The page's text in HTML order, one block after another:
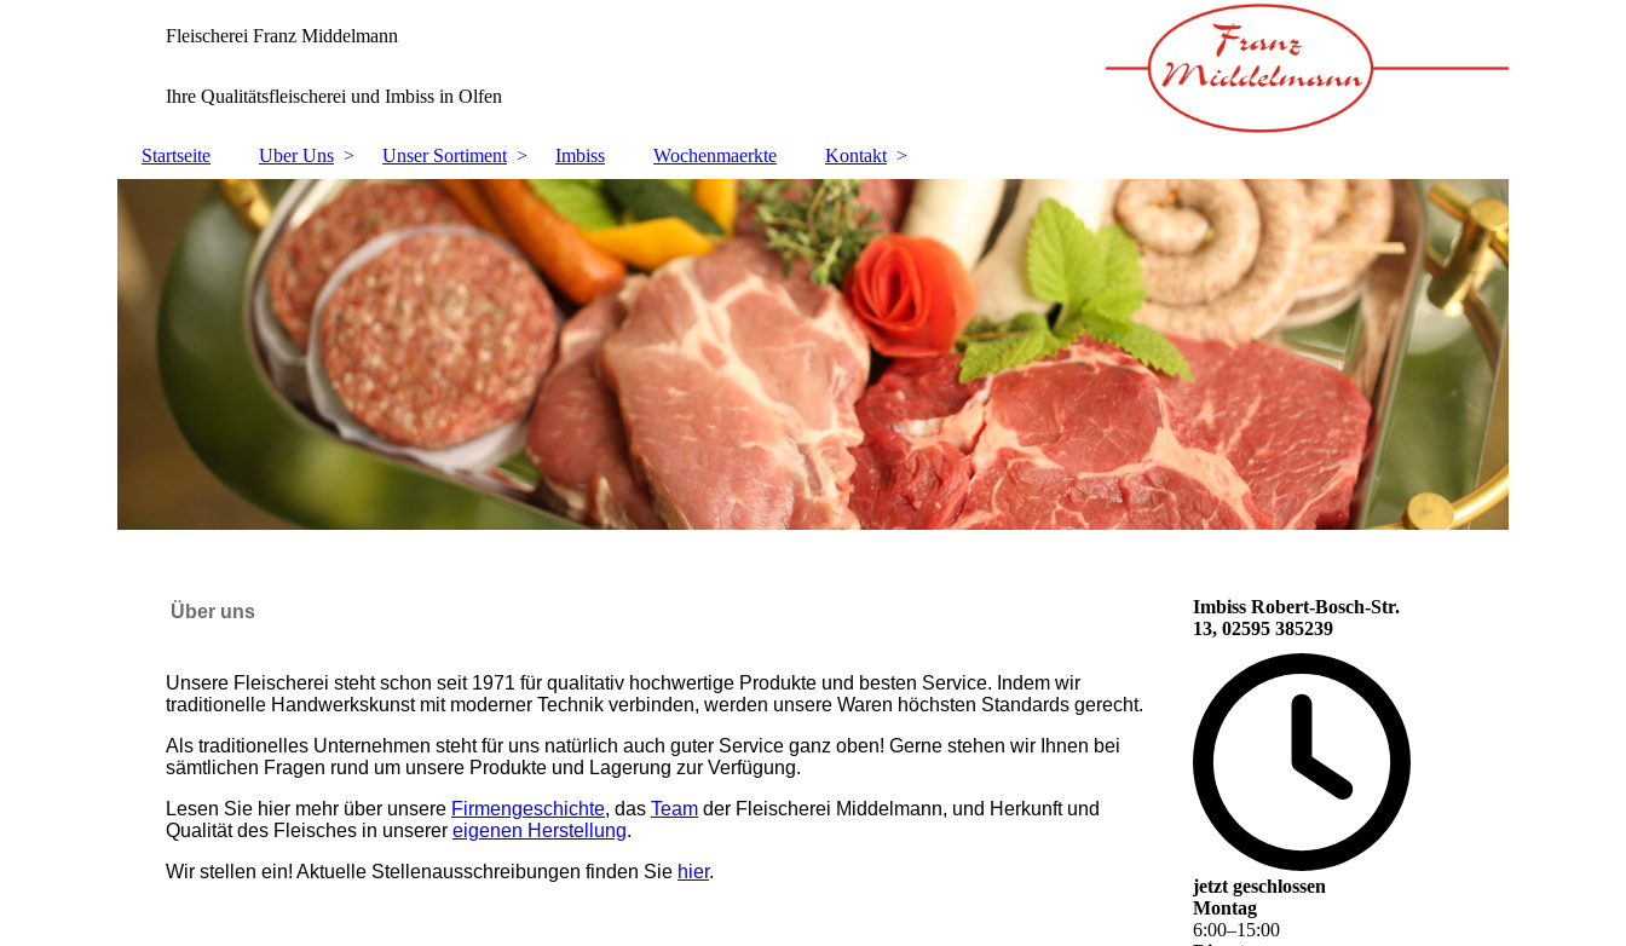
Fleischerei Franz Middelmann
Ihre Qualitätsfleischerei und Imbiss in Olfen
Startseite Uber Uns Unser Sortiment Imbiss Wochenmaerkte Kontakt
Über uns
Unsere Fleischerei steht schon seit 1971 für qualitativ hochwertige Produkte und besten Service. Indem wir
traditionelle Handwerkskunst mit moderner Technik verbinden, werden unsere Waren höchsten Standards gerecht.
Als traditionelles Unternehmen steht für uns natürlich auch guter Service ganz oben! Gerne stehen wir Ihnen bei
sämtlichen Fragen rund um unsere Produkte und Lagerung zur Verfügung.
Lesen Sie hier mehr über unsere Firmengeschichte, das Team der Fleischerei Middelmann, und Herkunft und
Qualität des Fleisches in unserer eigenen Herstellung.
Wir stellen ein! Aktuelle Stellenausschreibungen finden Sie hier.
Imbiss Robert-Bosch-Str.
13, 02595 385239
jetzt geschlossen
Montag
6:00–15:00